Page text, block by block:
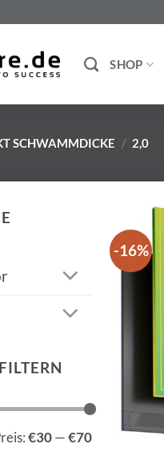
SHOP
SCHWAMMDICKE / 2,0
€30 — €70
-16%